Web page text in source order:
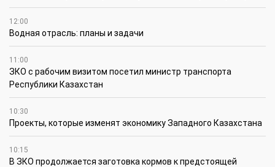
12:00
Водная отрасль: планы и задачи
11:00
ЗКО с рабочим визитом посетил министр транспорта
Республики Казахстан
10:30
Проекты, которые изменят экономику Западного Казахстана
10:15
В ЗКО продолжается заготовка кормов к предстоящей